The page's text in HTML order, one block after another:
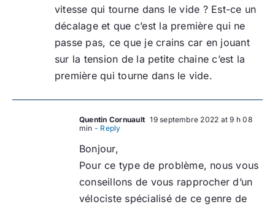
vitesse qui tourne dans le vide ? Est-ce un
décalage et que c’est la première qui ne
passe pas, ce que je crains car en jouant
sur la tension de la petite chaine c’est la
première qui tourne dans le vide.
Quentin Cornuault 19 septembre 2022 at 9 h 08
min - Reply
Bonjour,
Pour ce type de problème, nous vous
conseillons de vous rapprocher d’un
vélociste spécialisé de ce genre de